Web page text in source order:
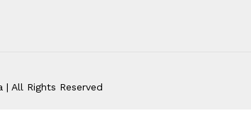
All Rights Reserved